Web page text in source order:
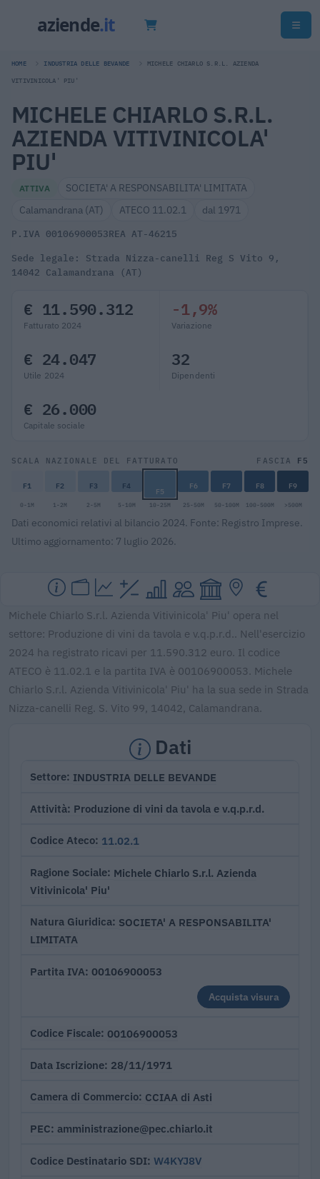
HOME INDUSTRIA DELLE BEVANDE MICHELE CHIARLO S.R.L. AZIENDA
VITIVINICOLA' PIU'
MICHELE CHIARLO S.R.L.
AZIENDA VITIVINICOLA'
PIU'
ATTIVA
SOCIETA' A RESPONSABILITA' LIMITATA
Calamandrana (AT)
ATECO 11.02.1 dal 1971
P.IVA 00106900053REA AT-46215
Sede legale: Strada Nizza-canelli Reg S Vito 9,
14042 Calamandrana (AT)
€ 11.590.312
Fatturato 2024
-1,9%
Variazione
€ 24.047
Utile 2024
32
Dipendenti
€ 26.000
Capitale sociale
SCALA NAZIONALE DEL FATTURATO FASCIA F5
F1 F2 F3 F4 F5 F6 F7 F8 F9
0-1M 1-2M 2-5M 5-10M 10-25M 25-50M 50-100M 100-500M >500M
Dati economici relativi al bilancio 2024. Fonte: Registro Imprese.
Ultimo aggiornamento: 7 luglio 2026.
Michele Chiarlo S.r.l. Azienda Vitivinicola' Piu' opera nel
settore: Produzione di vini da tavola e v.q.p.r.d.. Nell'esercizio
2024 ha registrato ricavi per 11.590.312 euro. Il codice
ATECO è 11.02.1 e la partita IVA è 00106900053. Michele
Chiarlo S.r.l. Azienda Vitivinicola' Piu' ha la sua sede in Strada
Nizza-canelli Reg. S. Vito 99, 14042, Calamandrana.
Dati
Settore INDUSTRIA DELLE BEVANDE
Attività Produzione di vini da tavola e v.q.p.r.d.
Codice Ateco 11.02.1
Ragione Sociale Michele Chiarlo S.r.l. Azienda
Vitivinicola' Piu'
Natura Giuridica SOCIETA' A RESPONSABILITA'
LIMITATA
Partita IVA 00106900053
Acquista visura
Codice Fiscale 00106900053
Data Iscrizione 28/11/1971
Camera di Commercio CCIAA di Asti
PEC amministrazione@pec.chiarlo.it
Codice Destinatario SDI W4KYJ8V